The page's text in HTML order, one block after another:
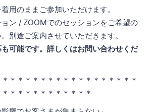
用のままご参加いただけます。
ョン / ZOOMでのセッションをご希望の
別途ご案内させていただきます。
可能です。詳しくはお問い合わせくだ
＊＊＊＊＊＊＊＊＊＊＊＊＊＊＊＊＊
＊＊＊＊＊＊＊＊＊＊＊